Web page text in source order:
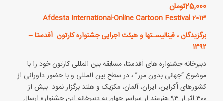
25,000تومان
Afdesta International-Online Cartoon Festival 2013
برگزیدگان ، فینالیسـت‏ها و هیئت اجرایی جشنواره کارتون اَفدستا –
۱۳۹۲
دبیرخانه جشنواره های اَفدستا، مسابقه بین المللی کارتون خود را با
موضوع “جهانی بدون مرز” ، در سطح بین المللی و با حضور داورانی از
کشورهای اُکراین، ایران، آلمان، مکزیک و هلند برگزار نمود. بیش از
۳۰۰ اثر از ۹۳ هنرمند از سراسر جهان به دبیرخانه این جشنواره ارسال